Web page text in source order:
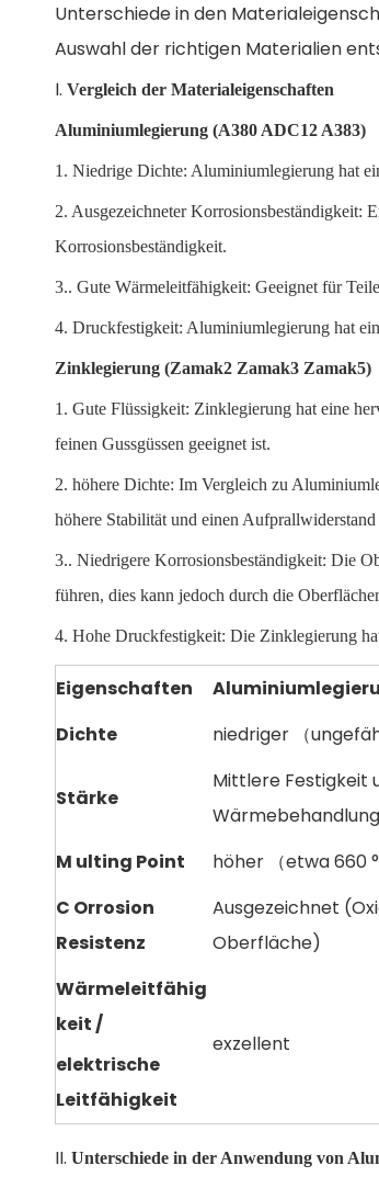
Unterschiede in den
Auswahl der richtigen Materialien
I. Vergleich der Materialeigenschaften
Aluminiumlegierung (A380 ADC12 A383)
1. Niedrige Dichte: Aluminiumlegierung hat
2. Ausgezeichneter Korrosionsbeständigkeit:
Korrosionsbeständigkeit.
3.. Gute Wärmeleitfähigkeit: Geeignet für
4. Druckfestigkeit: Aluminiumlegierung hat
Zinklegierung (Zamak2 Zamak3 Zamak5)
1. Gute Flüssigkeit: Zinklegierung hat eine
feinen Gussgüssen geeignet ist.
2. höhere Dichte: Im Vergleich zu
höhere Stabilität und einen
3.. Niedrigere Korrosionsbeständigkeit: Die
führen, dies kann jedoch durch die
4. Hohe Druckfestigkeit: Die Zinklegierung
Eigenschaften
Dichte
niedriger （
Stärke
Mittlere Festigkeit
M ulting Point höher （etwa 660 °
C Orrosion
Resistenz
Ausgezeichnet
Oberfläche)
Wärmeleitfähig
keit/
elektrische
Leitfähigkeit
exzellent
II. Unterschiede in der Anwendung von